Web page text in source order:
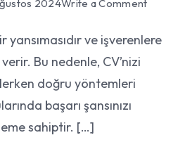
2024Write a Comment
ve işverenlere
Bu nedenle, CV’nizi
doğru yöntemleri
başarı şansınızı
sahiptir. […]